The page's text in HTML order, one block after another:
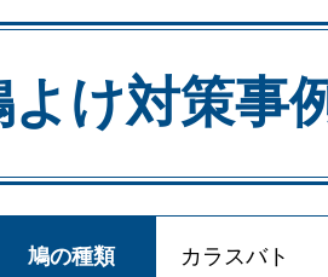
よけ対策事
鳩の種類 カラスバト